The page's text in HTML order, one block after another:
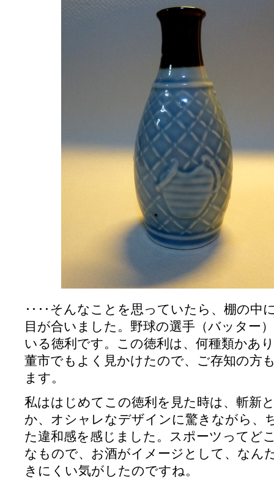
‥‥そんなことを思っていたら、棚の中
目が合いました。野球の選手（バッター
いる徳利です。この徳利は、何種類かあ
董市でもよく見かけたので、ご存知の方
ます。
私ははじめてこの徳利を見た時は、斬新
か、オシャレなデザインに驚きながら、
た違和感を感じました。スポーツってど
なもので、お酒がイメージとして、なん
きにくい気がしたのですね。